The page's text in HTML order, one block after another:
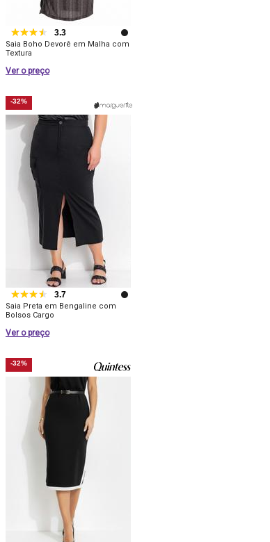
3.3
Saia Boho Devorê em Malha com
Textura
Ver o preço
-32%
3.7
Saia Preta em Bengaline com
Bolsos Cargo
Ver o preço
-32%